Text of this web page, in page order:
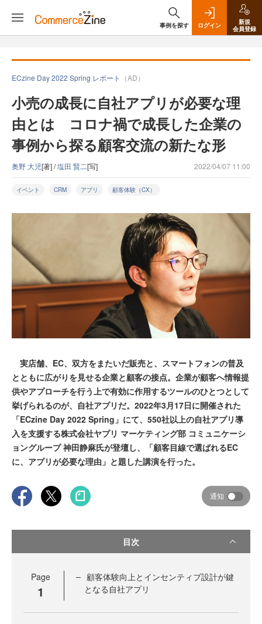
事例を探す ログイン
新規
会員登録
ECzine Day 2022 Spring レポート （AD）
小売の成長に自社アプリが必要な理
由とは コロナ禍で成長した企業の
事例から探る顧客交流の新たな形
奥野 大児[著] /塩田 賢二[写] 2022/04/07 11:00
イベント CRM アプリ 顧客体験（CX）
実店舗、EC、双方をまたいだ販売と、スマートフォンの普及
とともに広がりを見せる企業と顧客の接点。企業が顧客へ情報提
供やアプローチを行う上で有効に作用するツールのひとつとして
挙げられるのが、自社アプリだ。2022年3月17日に開催された
「ECzine Day 2022 Spring」にて、550社以上の自社アプリ導
入を支援する株式会社ヤプリ マーケティング部 コミュニケーシ
ョングループ 神田静麻氏が登壇し、「顧客目線で選ばれるEC
に、アプリが必要な理由」と題した講演を行った。
通知
目次
Page
1
顧客体験向上とインセンティブ設計が鍵
となる自社アプリ